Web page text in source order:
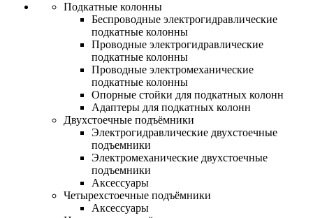
Подкатные колонны
Беспроводные электрогидравлические
подкатные колонны
Проводные электрогидравлические
подкатные колонны
Проводные электромеханические
подкатные колонны
Опорные стойки для подкатных колонн
Адаптеры для подкатных колонн
Двухстоечные подъёмники
Электрогидравлические двухстоечные
подъемники
Электромеханические двухстоечные
подъемники
Аксессуары
Четырехстоечные подъёмники
Аксессуары